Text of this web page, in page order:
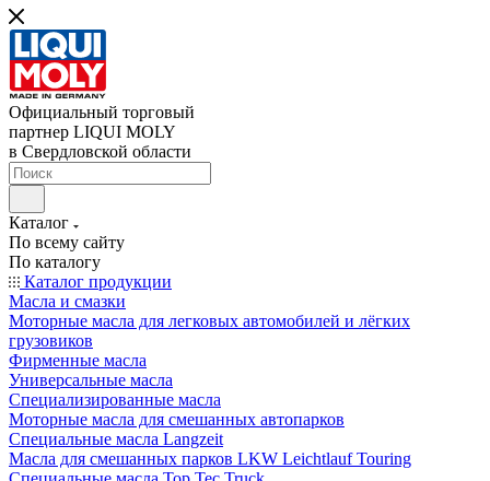
Официальный торговый
партнер LIQUI MOLY
в Свердловской области
Каталог
По всему сайту
По каталогу
Каталог продукции
Масла и смазки
Моторные масла для легковых автомобилей и лёгких
грузовиков
Фирменные масла
Универсальные масла
Специализированные масла
Моторные масла для смешанных автопарков
Специальные масла Langzeit
Масла для смешанных парков LKW Leichtlauf Touring